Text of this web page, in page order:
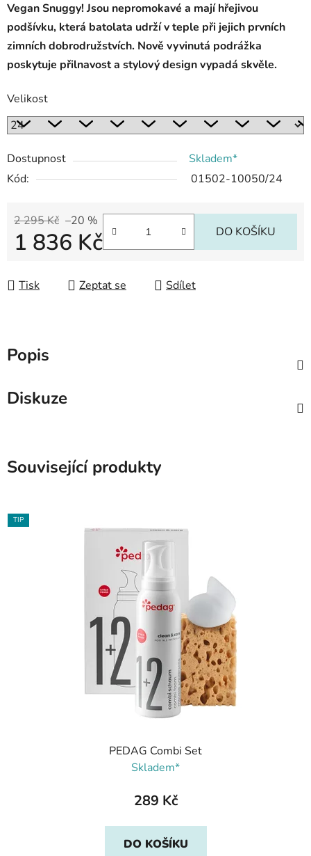
Vegan Snuggy! Jsou nepromokavé a mají hřejivou
podšívku, která batolata udrží v teple při jejich prvních
zimních dobrodružstvích. Nově vyvinutá podrážka
poskytuje přilnavost a stylový design vypadá skvěle.
Velikost
Dostupnost
Skladem*
Kód:
01502-10050/24
2 295 Kč –20 %
1 836 Kč DO KOŠÍKU
Tisk Zeptat se Sdílet
Popis
Diskuze
Související produkty
TIP
PEDAG Combi Set
Skladem*
289 Kč
DO KOŠÍKU